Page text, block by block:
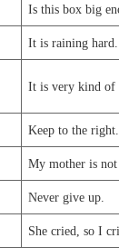
Is this box big
It is raining hard.
It is very kind of
Keep to the right.
My mother is
Never give up.
She cried, so I